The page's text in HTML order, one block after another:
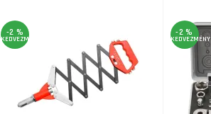
-2 %
KEDVEZMÉNY
-2 %
KEDVEZMÉNY